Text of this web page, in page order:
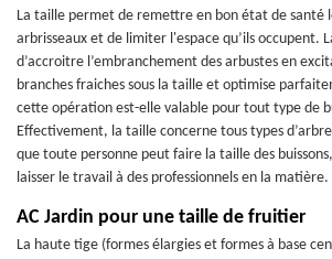
La taille permet de remettre en bon état de santé
arbrisseaux et de limiter l'espace qu’ils occupent.
d’accroitre l’embranchement des arbustes en
branches fraiches sous la taille et optimise
cette opération est-elle valable pour tout type de
Effectivement, la taille concerne tous types
que toute personne peut faire la taille des
laisser le travail à des professionnels en la matière.
AC Jardin pour une taille de fruitier
La haute tige (formes élargies et formes à base